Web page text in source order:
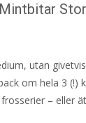
utan
om hela 3 (!)
– eller